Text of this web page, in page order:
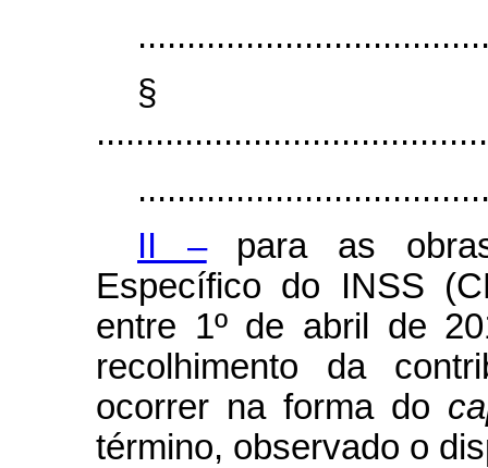
§
II –para as obras
Específico do INSS
entre 1º de abril de
recolhimento da
ocorrer na forma do
término, observado o